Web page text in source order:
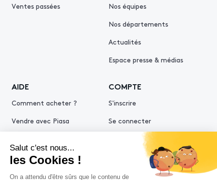
Ventes passées
Nos équipes
Nos départements
Actualités
Espace presse & médias
AIDE
Comment acheter ?
Vendre avec Piasa
COMPTE
S'inscrire
Se connecter